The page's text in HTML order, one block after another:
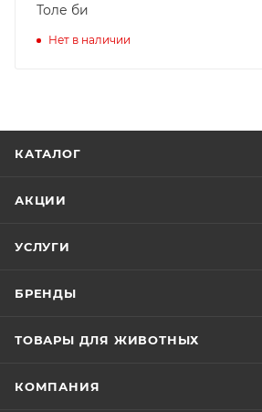
Толе би
Нет в наличии
КАТАЛОГ
АКЦИИ
УСЛУГИ
БРЕНДЫ
ТОВАРЫ ДЛЯ ЖИВОТНЫХ
КОМПАНИЯ